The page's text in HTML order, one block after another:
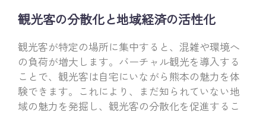
観光客の分散化と地域経済の活性化
観光客が特定の場所に集中すると、混雑や環境へ
の負荷が増大します。バーチャル観光を導入する
ことで、観光客は自宅にいながら熊本の魅力を体
験できます。これにより、まだ知られていない地
域の魅力を発掘し、観光客の分散化を促進するこ